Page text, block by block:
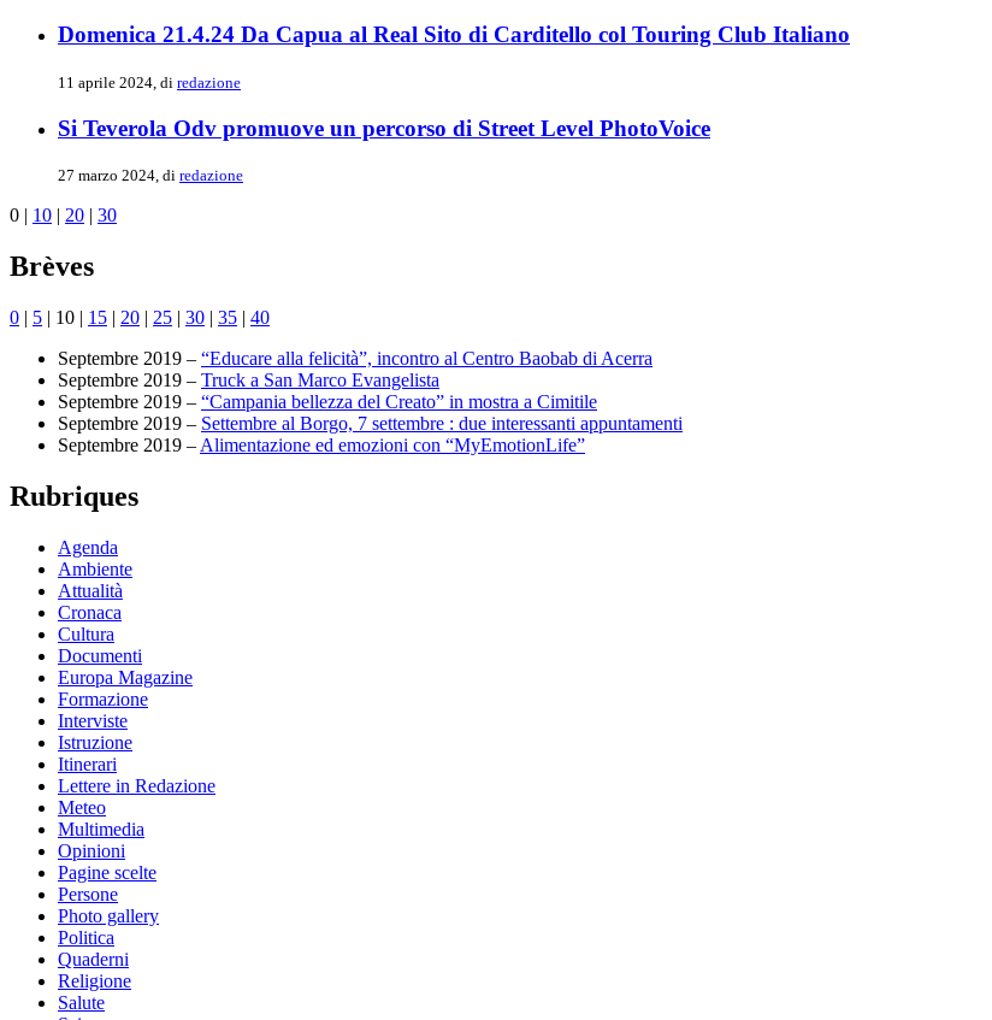
Domenica 21.4.24 Da Capua al Real Sito di Carditello col Touring Club Italiano
11 aprile 2024, di redazione
Si Teverola Odv promuove un percorso di Street Level PhotoVoice
27 marzo 2024, di redazione
0 | 10 | 20 | 30
Brèves
0 | 5 | 10 | 15 | 20 | 25 | 30 | 35 | 40
Septembre 2019 – “Educare alla felicità”, incontro al Centro Baobab di Acerra
Septembre 2019 – Truck a San Marco Evangelista
Septembre 2019 – “Campania bellezza del Creato” in mostra a Cimitile
Septembre 2019 – Settembre al Borgo, 7 settembre : due interessanti appuntamenti
Septembre 2019 – Alimentazione ed emozioni con “MyEmotionLife”
Rubriques
Agenda
Ambiente
Attualità
Cronaca
Cultura
Documenti
Europa Magazine
Formazione
Interviste
Istruzione
Itinerari
Lettere in Redazione
Meteo
Multimedia
Opinioni
Pagine scelte
Persone
Photo gallery
Politica
Quaderni
Religione
Salute